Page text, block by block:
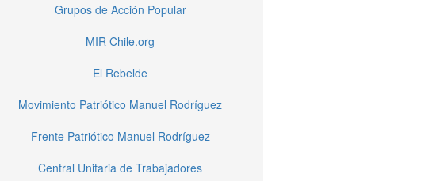
Grupos de Acción Popular
MIR Chile.org
El Rebelde
Movimiento Patriótico Manuel Rodríguez
Frente Patriótico Manuel Rodríguez
Central Unitaria de Trabajadores